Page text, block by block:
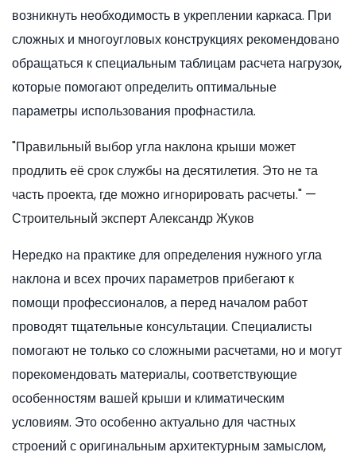
возникнуть необходимость в укреплении каркаса. При
сложных и многоугловых конструкциях рекомендовано
обращаться к специальным таблицам расчета нагрузок,
которые помогают определить оптимальные
параметры использования профнастила.
"Правильный выбор угла наклона крыши может
продлить её срок службы на десятилетия. Это не та
часть проекта, где можно игнорировать расчеты." —
Строительный эксперт Александр Жуков
Нередко на практике для определения нужного угла
наклона и всех прочих параметров прибегают к
помощи профессионалов, а перед началом работ
проводят тщательные консультации. Специалисты
помогают не только со сложными расчетами, но и могут
порекомендовать материалы, соответствующие
особенностям вашей крыши и климатическим
условиям. Это особенно актуально для частных
строений с оригинальным архитектурным замыслом,